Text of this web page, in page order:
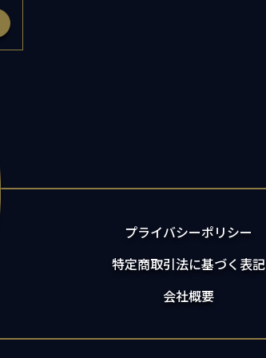
プライバシーポリシー
特定商取引法に基づく表記
会社概要